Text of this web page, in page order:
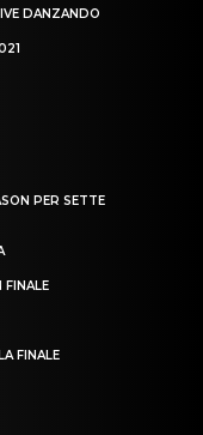
DANZANDO
PER SETTE
FINALE
FINALE